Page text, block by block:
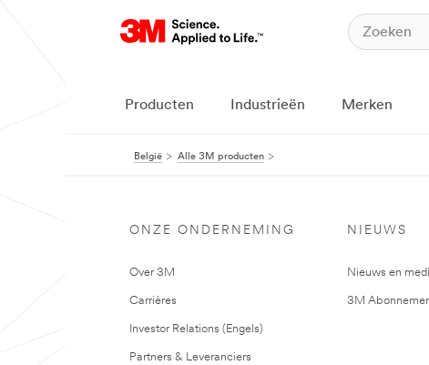
Producten Industrieën Merken
België Alle 3M producten
ONZE ONDERNEMING
Over 3M
Carrières
Investor Relations (Engels)
Partners & Leveranciers
NIEUWS
Nieuws en
3M